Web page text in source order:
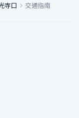
寺口 交通指南